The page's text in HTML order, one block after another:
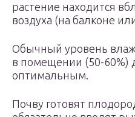
растение находится
воздуха (на балконе
Обычный уровень
в помещении (50-60%)
оптимальным.
Почву готовят